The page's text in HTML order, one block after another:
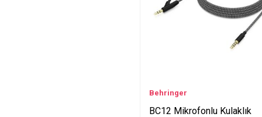
Behringer
BC12 Mikrofonlu Kulaklık